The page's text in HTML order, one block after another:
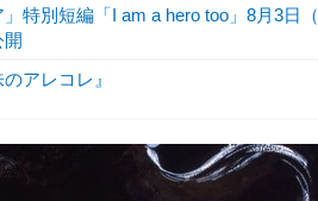
」特別短編「I am a hero too」8月3
開
アレコレ』